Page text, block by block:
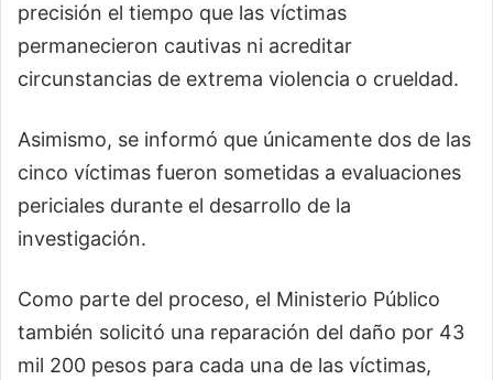
precisión el tiempo que las víctimas
permanecieron cautivas ni acreditar
circunstancias de extrema violencia o crueldad.
Asimismo, se informó que únicamente dos de las
cinco víctimas fueron sometidas a evaluaciones
periciales durante el desarrollo de la
investigación.
Como parte del proceso, el Ministerio Público
también solicitó una reparación del daño por 43
mil 200 pesos para cada una de las víctimas,